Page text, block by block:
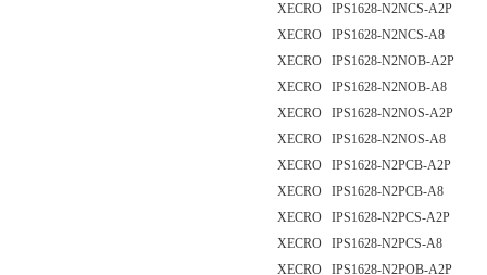
XECRO IPS1628-N2NCS-A2P
XECRO IPS1628-N2NCS-A8
XECRO IPS1628-N2NOB-A2P
XECRO IPS1628-N2NOB-A8
XECRO IPS1628-N2NOS-A2P
XECRO IPS1628-N2NOS-A8
XECRO IPS1628-N2PCB-A2P
XECRO IPS1628-N2PCB-A8
XECRO IPS1628-N2PCS-A2P
XECRO IPS1628-N2PCS-A8
XECRO IPS1628-N2POB-A2P